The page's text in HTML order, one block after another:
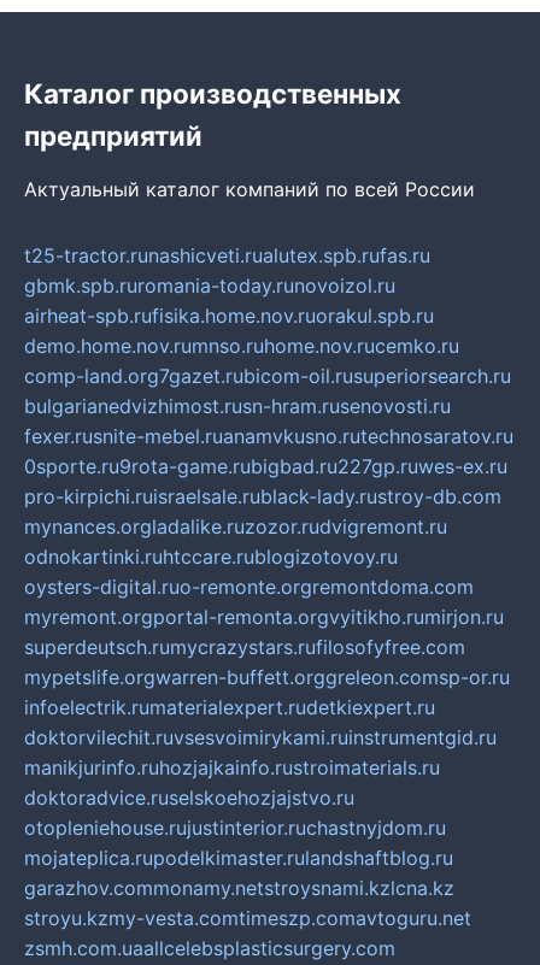
Каталог производственных
предприятий
Актуальный каталог компаний по всей России
t25-tractor.runashicveti.rualutex.spb.rufas.ru
gbmk.spb.ruromania-today.runovoizol.ru
airheat-spb.rufisika.home.nov.ruorakul.spb.ru
demo.home.nov.rumnso.ruhome.nov.rucemko.ru
comp-land.org7gazet.rubicom-oil.rusuperiorsearch.ru
bulgarianedvizhimost.rusn-hram.rusenovosti.ru
fexer.rusnite-mebel.ruanamvkusno.rutechnosaratov.ru
0sporte.ru9rota-game.rubigbad.ru227gp.ruwes-ex.ru
pro-kirpichi.ruisraelsale.rublack-lady.rustroy-db.com
mynances.orgladalike.ruzozor.rudvigremont.ru
odnokartinki.ruhtccare.rublogizotovoy.ru
oysters-digital.ruo-remonte.orgremontdoma.com
myremont.orgportal-remonta.orgvyitikho.rumirjon.ru
superdeutsch.rumycrazystars.rufilosofyfree.com
mypetslife.orgwarren-buffett.orggreleon.comsp-or.ru
infoelectrik.rumaterialexpert.rudetkiexpert.ru
doktorvilechit.ruvsesvoimirykami.ruinstrumentgid.ru
manikjurinfo.ruhozjajkainfo.rustroimaterials.ru
doktoradvice.ruselskoehozjajstvo.ru
otopleniehouse.rujustinterior.ruchastnyjdom.ru
mojateplica.rupodelkimaster.rulandshaftblog.ru
garazhov.commonamy.netstroysnami.kzlcna.kz
stroyu.kzmy-vesta.comtimeszp.comavtoguru.net
zsmh.com.uaallcelebsplasticsurgery.com